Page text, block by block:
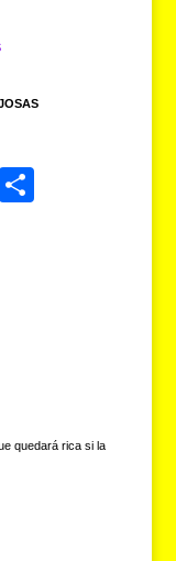
Pr
quedará rica si la